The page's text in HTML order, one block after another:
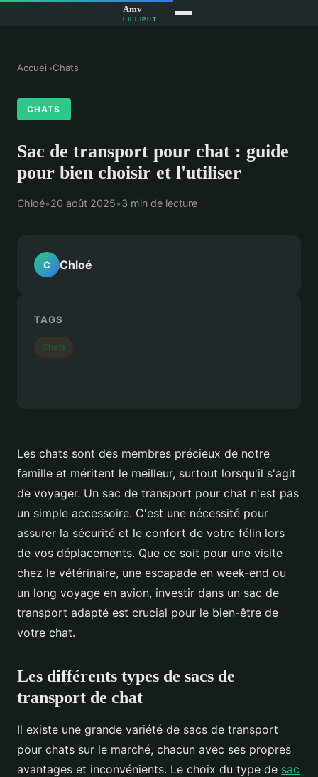
Accueil›Chats
CHATS
Sac de transport pour chat : guide
pour bien choisir et l'utiliser
Chloé•20 août 2025•3 min de lecture
Les chats sont des membres précieux de notre
famille et méritent le meilleur, surtout lorsqu'il s'agit
de voyager. Un sac de transport pour chat n'est pas
un simple accessoire. C'est une nécessité pour
assurer la sécurité et le confort de votre félin lors
de vos déplacements. Que ce soit pour une visite
chez le vétérinaire, une escapade en week-end ou
un long voyage en avion, investir dans un sac de
transport adapté est crucial pour le bien-être de
votre chat.
Les différents types de sacs de
transport de chat
Il existe une grande variété de sacs de transport
pour chats sur le marché, chacun avec ses propres
avantages et inconvénients. Le choix du type de sac
C Chloé
TAGS
Chats